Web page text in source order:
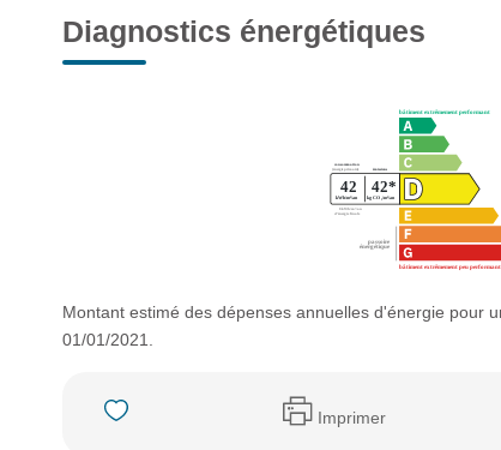
Diagnostics énergétiques
Montant estimé des dépenses annuelles d'énergie pour
01/01/2021.
Imprimer